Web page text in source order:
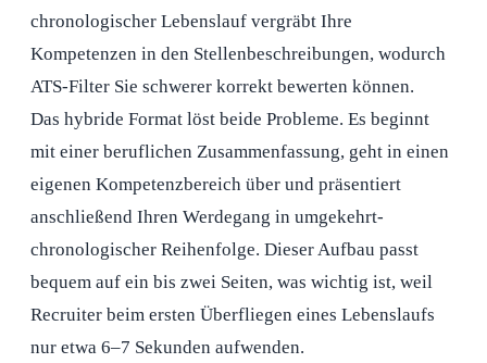
chronologischer Lebenslauf vergräbt Ihre
Kompetenzen in den Stellenbeschreibungen, wodurch
ATS-Filter Sie schwerer korrekt bewerten können.
Das hybride Format löst beide Probleme. Es beginnt
mit einer beruflichen Zusammenfassung, geht in einen
eigenen Kompetenzbereich über und präsentiert
anschließend Ihren Werdegang in umgekehrt-
chronologischer Reihenfolge. Dieser Aufbau passt
bequem auf ein bis zwei Seiten, was wichtig ist, weil
Recruiter beim ersten Überfliegen eines Lebenslaufs
nur etwa 6–7 Sekunden aufwenden.